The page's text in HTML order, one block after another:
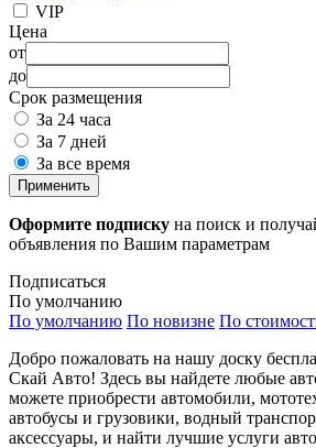
VIP
Цена
от
до
Срок размещения
За 24 часа
За 7 дней
За все время
Применить
Оформите подписку на поиск и
объявления по Вашим параметрам
Подписаться
По умолчанию
По умолчанию По новизне По
Добро пожаловать на нашу доску
Скай Авто! Здесь вы найдете любые
можете приобрести автомобили,
автобусы и грузовики, водный
аксессуары, и найти лучшие услуги